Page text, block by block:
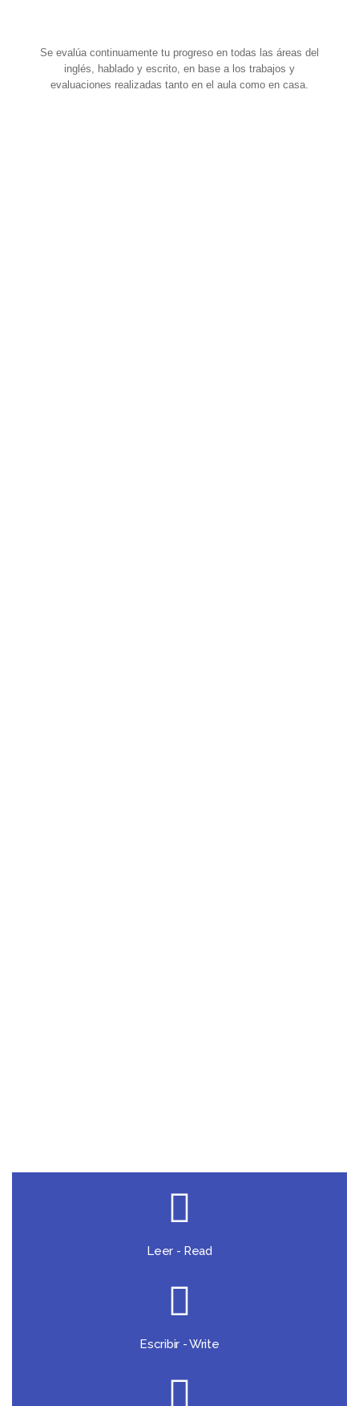
Se evalúa continuamente tu progreso en todas las áreas del
inglés, hablado y escrito, en base a los trabajos y
evaluaciones realizadas tanto en el aula como en casa.
Leer - Read
Escribir - Write